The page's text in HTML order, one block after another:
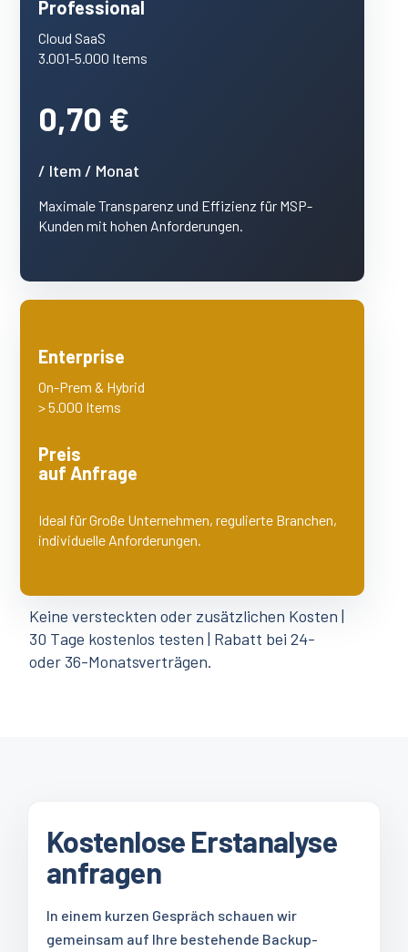
Professional
Cloud SaaS
3.001-5.000 Items
0,70 €
/ Item / Monat
Maximale Transparenz und Effizienz für MSP-
Kunden mit hohen Anforderungen.
Enterprise
On-Prem & Hybrid
> 5.000 Items
Preis
auf Anfrage
Ideal für Große Unternehmen, regulierte Branchen,
individuelle Anforderungen.
Keine versteckten oder zusätzlichen Kosten |
30 Tage kostenlos testen | Rabatt bei 24-
oder 36-Monatsverträgen.
Kostenlose Erstanalyse
anfragen
In einem kurzen Gespräch schauen wir
gemeinsam auf Ihre bestehende Backup-